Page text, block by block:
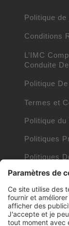
Politique de
Conditions
L’IMC
Conduite
Politique
Termes et
Politique du
Politiques
Politiques
Marques
entreprises